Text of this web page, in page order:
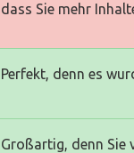
dass Sie mehr
Perfekt, denn es
Großartig, denn Sie